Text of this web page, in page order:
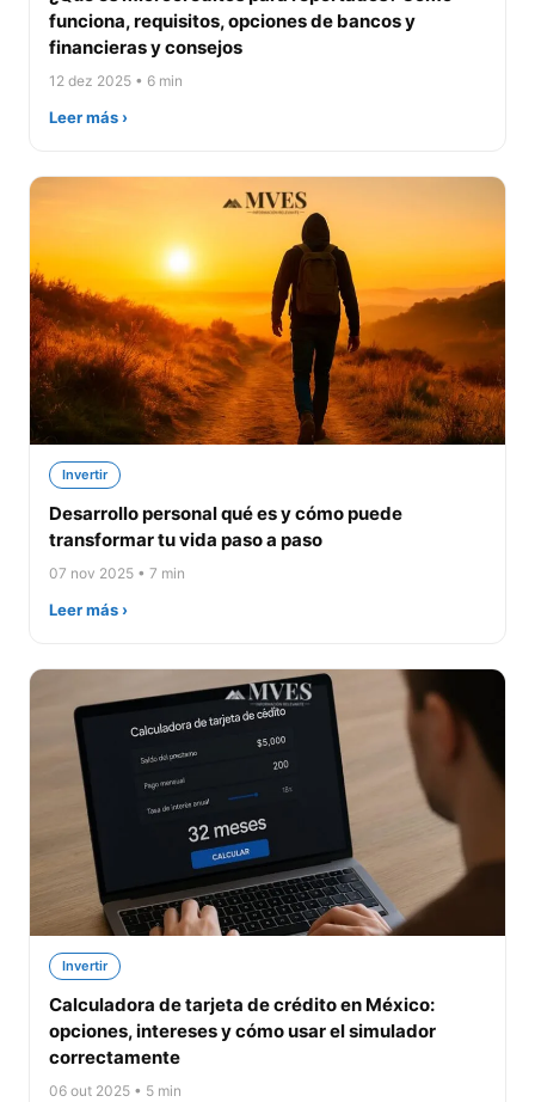
funciona, requisitos, opciones de bancos y
financieras y consejos
12 dez 2025 • 6 min
Leer más ›
Invertir
Desarrollo personal qué es y cómo puede
transformar tu vida paso a paso
07 nov 2025 • 7 min
Leer más ›
Invertir
Calculadora de tarjeta de crédito en México:
opciones, intereses y cómo usar el simulador
correctamente
06 out 2025 • 5 min